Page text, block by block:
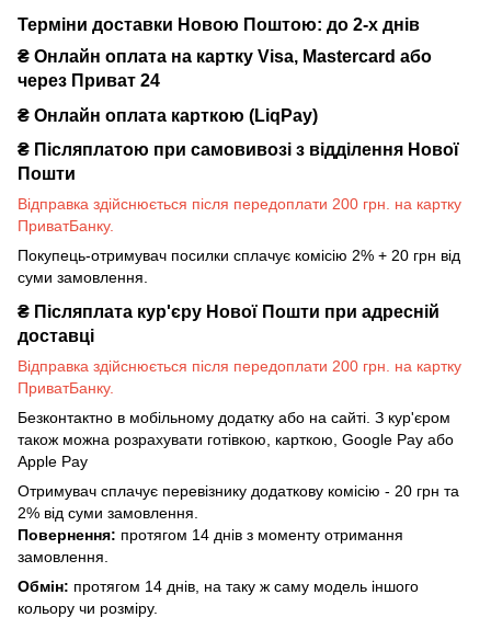
Терміни доставки Новою Поштою: до 2-х днів
₴ Онлайн оплата на картку Visa, Mastercard або
через Приват 24
₴ Онлайн оплата карткою (LiqPay)
₴ Післяплатою при самовивозі з відділення Нової
Пошти
Відправка здійснюється після передоплати 200 грн. на картку
ПриватБанку.
Покупець-отримувач посилки сплачує комісію 2% + 20 грн від
суми замовлення.
₴ Післяплата кур'єру Нової Пошти при адресній
доставці
Відправка здійснюється після передоплати 200 грн. на картку
ПриватБанку.
Безконтактно в мобільному додатку або на сайті. З кур'єром
також можна розрахувати готівкою, карткою, Google Pay або
Apple Pay
Отримувач сплачує перевізнику додаткову комісію - 20 грн та
2% від суми замовлення.
Повернення: протягом 14 днів з моменту отримання
замовлення.
Обмін: протягом 14 днів, на таку ж саму модель іншого
кольору чи розміру.